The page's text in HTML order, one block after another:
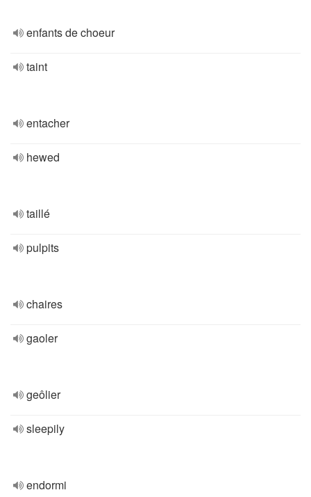
enfants de choeur
taint
entacher
hewed
taillé
pulpits
chaires
gaoler
geôlier
sleepily
endormi